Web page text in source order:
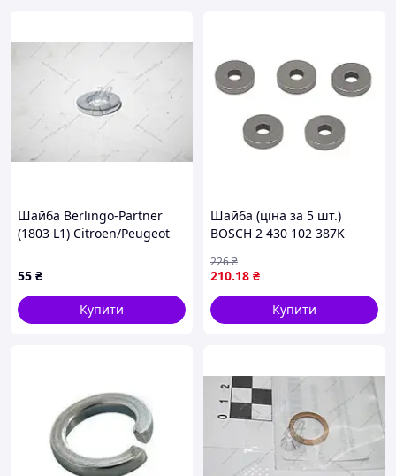
Дивитися інші стопорні шайби
Шайба Berlingo-Partner
(1803 L1) Citroen/Peugeot
55 ₴
Купити
Шайба (ціна за 5 шт.)
BOSCH 2 430 102 387K
210.18 ₴
226₴
Купити